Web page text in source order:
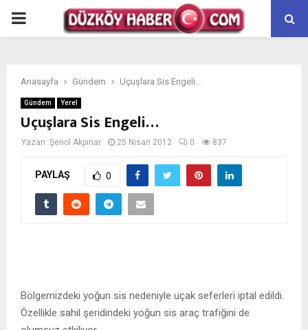
PRIMARY
Anasayfa Gündem Uçuşlara Sis Engeli…
Gündem Yerel
Uçuşlara Sis Engeli…
Yazan: Şenol Akpınar 25 Nisan 2012 0 837
PAYLAŞ 0
Bölgemizdeki yoğun sis nedeniyle uçak seferleri iptal edildi.
Özellikle sahil şeridindeki yoğun sis araç trafiğini de